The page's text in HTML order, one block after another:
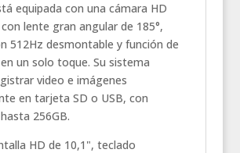
equipada con una cámara HD
lente gran angular de 185°,
512Hz desmontable y función de
un solo toque. Su sistema
video e imágenes
en tarjeta SD o USB, con
256GB.
HD de 10,1", teclado